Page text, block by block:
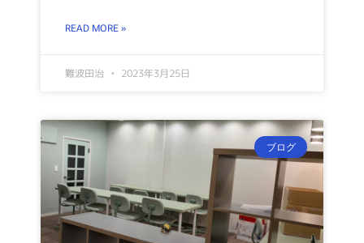
READ MORE »
難波田治 2023年3月25日
ブログ